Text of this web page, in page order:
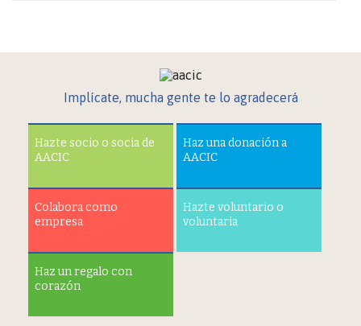
Implícate, mucha gente te lo agradecerá
Hazte socio o socia de
AACIC
Haz una donación a
AACIC
Colabora como
empresa
Hazte voluntario o
voluntaria
Haz un regalo con
corazón